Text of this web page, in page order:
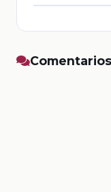
Comentarios